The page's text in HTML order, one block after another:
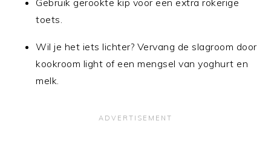
toets.
Wil je het iets lichter? Vervang de slagroom door
kookroom light of een mengsel van yoghurt en
melk.